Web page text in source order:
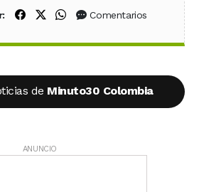
Compartir en Facebook
Compartir en X (Twitter)
Compartir en WhatsApp
Comentarios
de Minuto30 Colombia
ANUNCIO